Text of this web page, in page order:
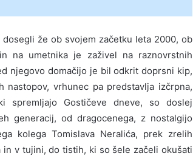
že ob svojem začetku leta 2000, ob
na umetnika je zaživel na raznovrstnih
njegovo domačijo je bil odkrit doprsni kip,
vrhunec pa predstavlja izčrpna,
spremljajo Gostičeve dneve, so doslej
generacij, od dragocenega, z nostalgijo
kolega Tomislava Neralića, prek zrelih
v tujini, do tistih, ki so šele začeli okušati